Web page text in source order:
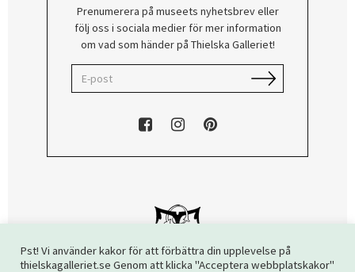
Prenumerera på museets nyhetsbrev eller
följ oss i sociala medier för mer information
om vad som händer på Thielska Galleriet!
Pst! Vi använder kakor för att förbättra din upplevelse på
thielskagalleriet.se Genom att klicka "Acceptera webbplatskakor"